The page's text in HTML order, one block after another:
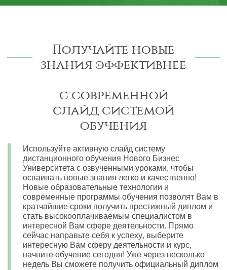
Получайте новые
знания эффективнее
с современной
слайд системой
обучения
Используйте активную слайд систему
дистанционного обучения Нового Бизнес
Университета с озвученными уроками, чтобы
осваивать новые знания легко и качественно!
Новые образовательные технологии и
современные программы обучения позволят Вам в
кратчайшие сроки получить престижный диплом и
стать высокооплачиваемым специалистом в
интересной Вам сфере деятельности. Прямо
сейчас направьте себя к успеху, выберите
интересную Вам сферу деятельности и курс,
начните обучение сегодня! Уже через несколько
недель Вы сможете получить официальный диплом